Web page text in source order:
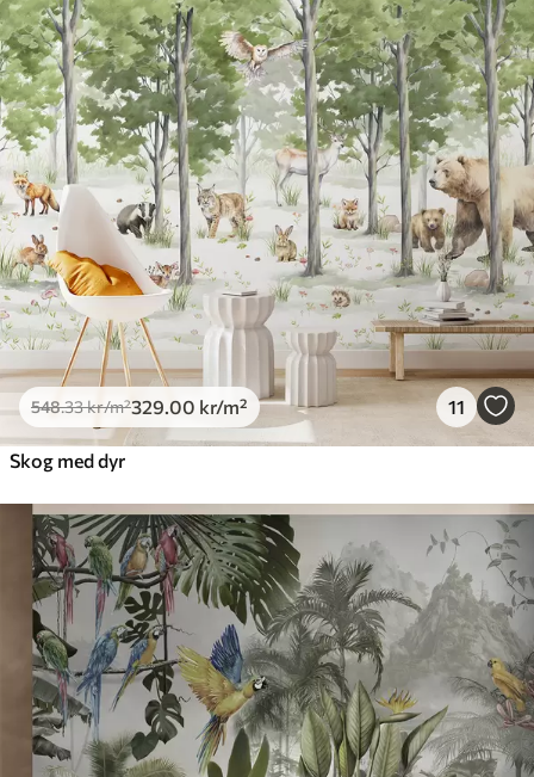
548.33kr/m²329 .00 kr/m² 11
Skog med dyr